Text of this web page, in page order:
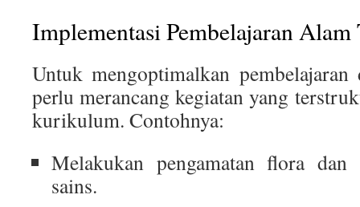
Implementasi Pembelajaran Alam
Untuk mengoptimalkan
perlu merancang kegiatan yang
kurikulum. Contohnya:
Melakukan pengamatan flora dan
sains.